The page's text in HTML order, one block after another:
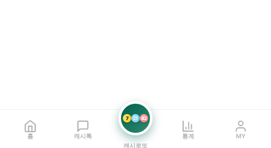
홈 캐시톡
7 21 42
캐시로또
통계 MY